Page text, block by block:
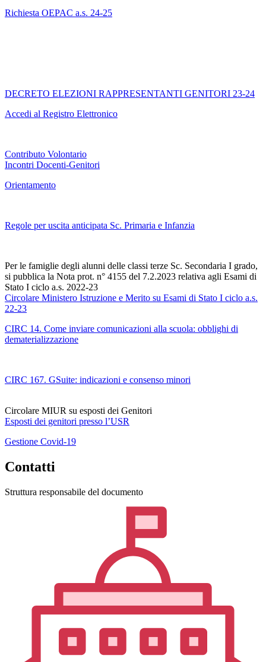
Richiesta OEPAC a.s. 24-25
DECRETO ELEZIONI RAPPRESENTANTI GENITORI 23-24
Accedi al Registro Elettronico
Contributo Volontario
Incontri Docenti-Genitori
Orientamento
Regole per uscita anticipata Sc. Primaria e Infanzia
Per le famiglie degli alunni delle classi terze Sc. Secondaria I grado,
si pubblica la Nota prot. n° 4155 del 7.2.2023 relativa agli Esami di
Stato I ciclo a.s. 2022-23
Circolare Ministero Istruzione e Merito su Esami di Stato I ciclo a.s.
22-23
CIRC 14. Come inviare comunicazioni alla scuola: obblighi di
dematerializzazione
CIRC 167. GSuite: indicazioni e consenso minori
Circolare MIUR su esposti dei Genitori
Esposti dei genitori presso l’USR
Gestione Covid-19
Contatti
Struttura responsabile del documento